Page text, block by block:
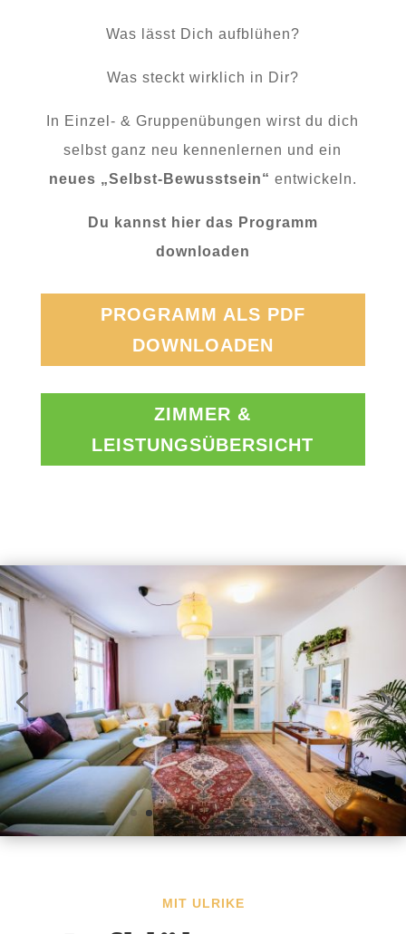
Was lässt Dich aufblühen?
Was steckt wirklich in Dir?
In Einzel- & Gruppenübungen wirst du dich
selbst ganz neu kennenlernen und ein
neues „Selbst-Bewusstsein“ entwickeln.
Du kannst hier das Programm
downloaden
PROGRAMM ALS PDF
DOWNLOADEN
ZIMMER &
LEISTUNGSÜBERSICHT
MIT ULRIKE